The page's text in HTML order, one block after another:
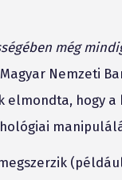
még
Nemzeti
elmondta, hogy